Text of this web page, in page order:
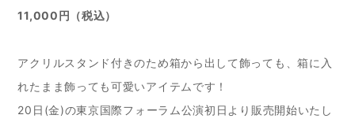
11,000円（税込）
アクリルスタンド付きのため箱から出して飾っても、箱に入
れたまま飾っても可愛いアイテムです！
20日(金)の東京国際フォーラム公演初日より販売開始いたし